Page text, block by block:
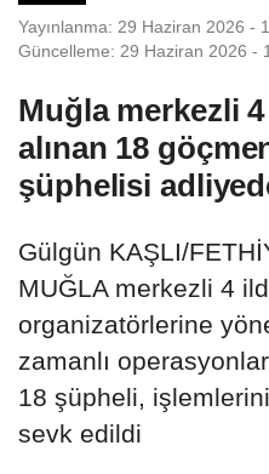
Yayınlanma: 29 Haziran 2026 -
Güncelleme: 29 Haziran 2026 -
Muğla merkezli
alınan 18
şüphelisi
Gülgün KAŞLI/
MUĞLA merkezli 4
organizatörlerine
zamanlı
18 şüpheli,
sevk edildi